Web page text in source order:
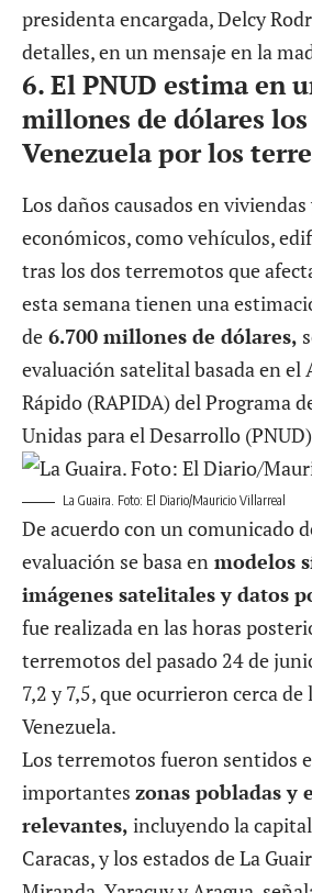
presidenta encargada, Delcy
detalles, en un mensaje en la
6.El PNUD estima en
millones de dólares
Venezuela por los
Los daños causados en
económicos, como vehículos,
tras los dos terremotos que
esta semana tienen una
de 6.700 millones de dólares,
evaluación satelital basada en
Rápido (RAPIDA) del Programa
Unidas para el Desarrollo
La Guaira. Foto: El Diario/Mauricio Villarreal
De acuerdo con un comunicado
evaluación se basa en modelos
imágenes satelitales y datos
fue realizada en las horas
terremotos del pasado 24 de
7,2 y 7,5, que ocurrieron cerca
Venezuela.
Los terremotos fueron sentidos
importantes zonas pobladas y
relevantes, incluyendo la
Caracas, y los estados de La